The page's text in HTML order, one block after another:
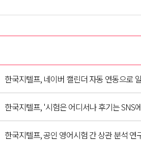
한국지텔프, 네이버 캘린더 자동 연동으로
한국지텔프, '시험은 어디서나 후기는 SNS
한국지텔프, 공인 영어시험 간 상관 분석